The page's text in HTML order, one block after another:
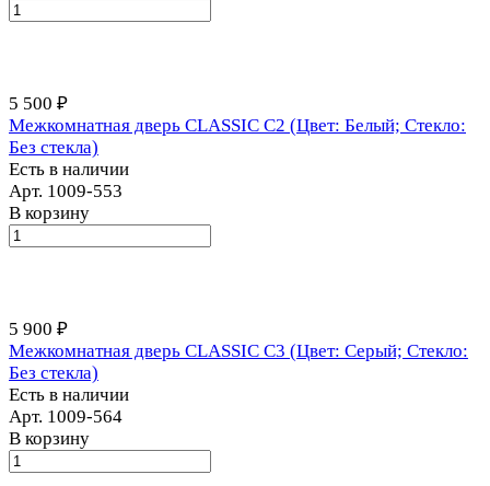
5 500 ₽
Межкомнатная дверь CLASSIC С2 (Цвет: Белый; Стекло:
Без стекла)
Есть в наличии
Арт. 1009-553
В корзину
5 900 ₽
Межкомнатная дверь CLASSIC С3 (Цвет: Серый; Стекло:
Без стекла)
Есть в наличии
Арт. 1009-564
В корзину